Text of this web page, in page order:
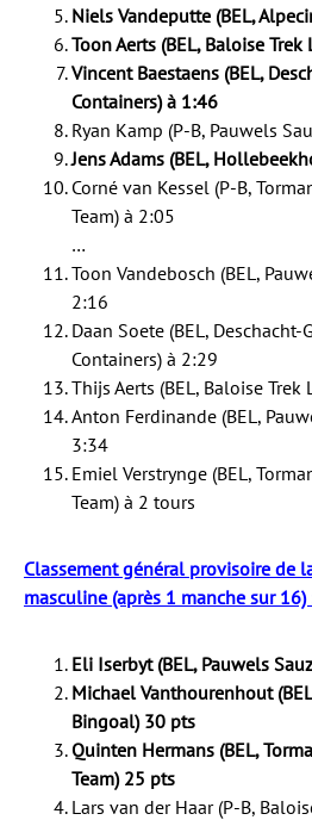
Niels Vandeputte (BEL,
Toon Aerts (BEL, Baloise
Vincent Baestaens (BEL,
Containers) à 1:46
Ryan Kamp (P-B, Pauwels
Jens Adams (BEL,
Corné van Kessel (P-B,
Team) à 2:05
…
Toon Vandebosch (BEL,
2:16
Daan Soete (BEL,
Containers) à 2:29
Thijs Aerts (BEL, Baloise Trek
Anton Ferdinande (BEL,
3:34
Emiel Verstrynge (BEL,
Team) à 2 tours
Classement général provisoire de
masculine (après 1 manche sur 16)
Eli Iserbyt (BEL, Pauwels
Michael Vanthourenhout
Bingoal) 30 pts
Quinten Hermans (BEL,
Team) 25 pts
Lars van der Haar (P-B,